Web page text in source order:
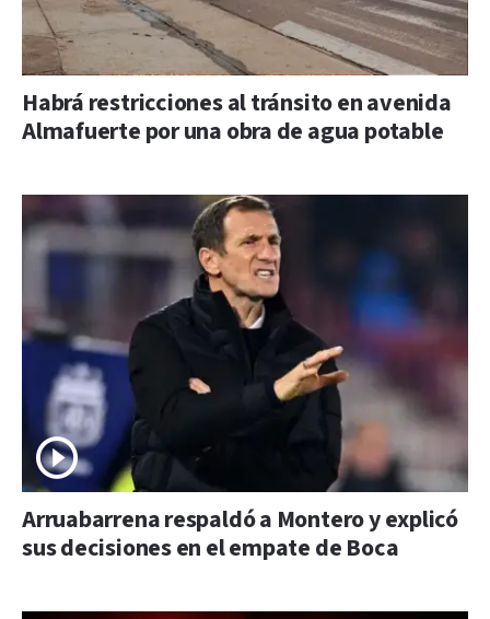
Habrá restricciones al tránsito en avenida
Almafuerte por una obra de agua potable
Arruabarrena respaldó a Montero y explicó
sus decisiones en el empate de Boca